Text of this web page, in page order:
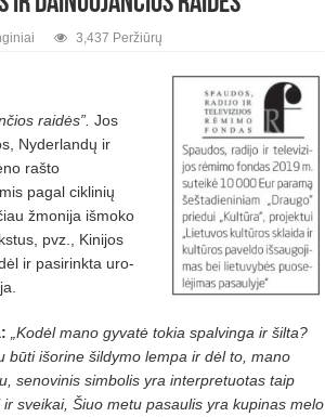
3,437 Peržiūrų
raidės”. Jos
Nyderlandų ir
rašto
pagal ciklinių
žmonija išmoko
pvz., Kinijos
ir pasirinkta uro­
„Kodėl mano gyvatė tokia spalvinga ir šilta?
būti išorine šildymo lempa ir dėl to, mano
senovinis simbolis yra interpretuotas taip
ir sveikai, Šiuo metu pasaulis yra kupinas melo